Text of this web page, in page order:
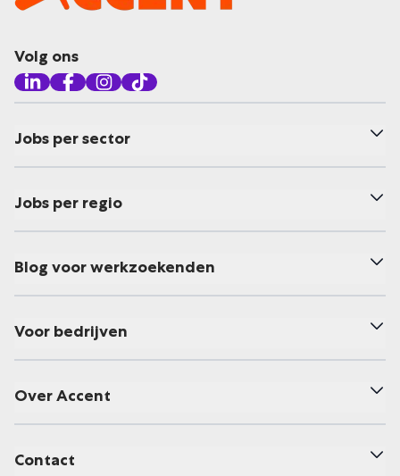
Volg ons
Jobs per sector
Jobs per regio
Blog voor werkzoekenden
Voor bedrijven
Over Accent
Contact